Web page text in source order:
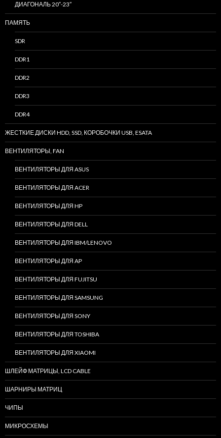
ДИАГОНАЛЬ 20″-23″
ПАМЯТЬ
SDR
DDR1
DDR2
DDR3
DDR4
ЖЕСТКИЕ ДИСКИ HDD, SSD, КОРОБОЧКИ USB, ESATA
ВЕНТИЛЯТОРЫ, FAN
ВЕНТИЛЯТОРЫ ДЛЯ ASUS
ВЕНТИЛЯТОРЫ ДЛЯ ACER
ВЕНТИЛЯТОРЫ ДЛЯ HP
ВЕНТИЛЯТОРЫ ДЛЯ DELL
ВЕНТИЛЯТОРЫ ДЛЯ IBM/LENOVO
ВЕНТИЛЯТОРЫ ДЛЯ AP
ВЕНТИЛЯТОРЫ ДЛЯ FUJITSU
ВЕНТИЛЯТОРЫ ДЛЯ SAMSUNG
ВЕНТИЛЯТОРЫ ДЛЯ SONY
ВЕНТИЛЯТОРЫ ДЛЯ TOSHIBA
ВЕНТИЛЯТОРЫ ДЛЯ XIAOMI
ШЛЕЙФ МАТРИЦЫ, LCD CABLE
ШАРНИРЫ МАТРИЦ
ЧИПЫ
МИКРОСХЕМЫ